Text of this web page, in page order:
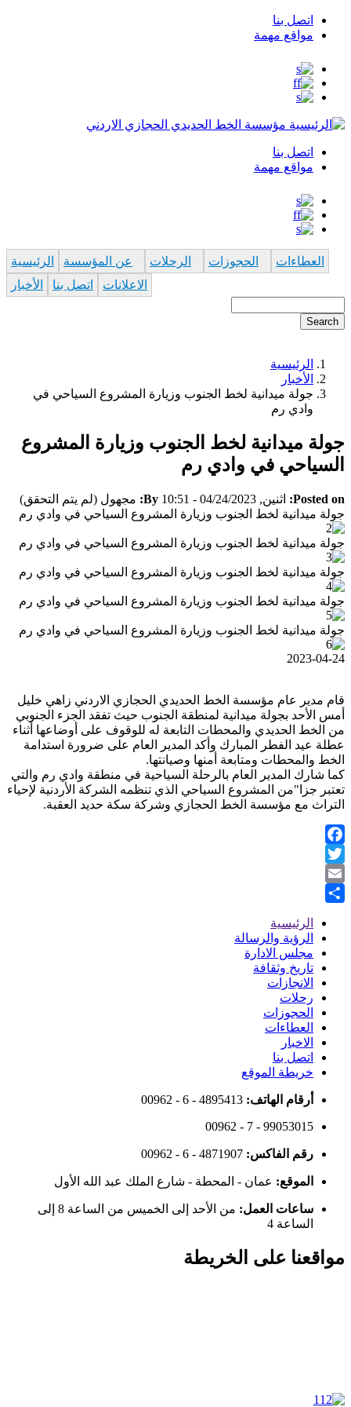
Top
Menu
اتصل بنا
مواقع مهمة
مؤسسة الخط الحديدي الحجازي الاردني
Top
Menu
اتصل بنا
مواقع مهمة
الرئيسية عن المؤسسة الرحلات الحجوزات
العطاءات
الأخبار
اتصل بنا
الاعلانات
Breadcrumb
الرئيسية
الأخبار
جولة ميدانية لخط الجنوب وزيارة المشروع السياحي في
وادي رم
جولة ميدانية لخط الجنوب وزيارة المشروع
السياحي في وادي رم
Posted on: اثنين, 04/24/2023 - 10:51 By: مجهول (لم يتم التحقق)
جولة ميدانية لخط الجنوب وزيارة المشروع السياحي في وادي رم
جولة ميدانية لخط الجنوب وزيارة المشروع السياحي في وادي رم
جولة ميدانية لخط الجنوب وزيارة المشروع السياحي في وادي رم
جولة ميدانية لخط الجنوب وزيارة المشروع السياحي في وادي رم
جولة ميدانية لخط الجنوب وزيارة المشروع السياحي في وادي رم
2023-04-24
قام مدير عام مؤسسة الخط الحديدي الحجازي الاردني زاهي خليل
أمس الأحد بجولة ميدانية لمنطقة الجنوب حيث تفقد الجزء الجنوبي
من الخط الحديدي والمحطات التابعة له للوقوف على أوضاعها أثناء
عطلة عيد الفطر المبارك وأكد المدير العام على ضرورة استدامة
الخط والمحطات ومتابعة أمنها وصيانتها.
كما شارك المدير العام بالرحلة السياحية في منطقة وادي رم والتي
تعتبر جزا"من المشروع السياحي الذي تنظمه الشركة الأردنية لإحياء
التراث مع مؤسسة الخط الحجازي وشركة سكة حديد العقبة.
Facebook
Twitter
Email
Footer
Menu
الرئيسية
الرؤية والرسالة
مجلس الادارة
تاريخ وثقافة
الانجازات
رحلات
الحجوزات
العطاءات
الاخبار
اتصل بنا
خريطة الموقع
أرقام الهاتف: 00962 - 6 - 4895413
00962 - 7 - 99053015
رقم الفاكس: 00962 - 6 - 4871907
الموقع: عمان - المحطة - شارع الملك عبد الله الأول
ساعات العمل:
من الأحد إلى الخميس من الساعة 8 إلى
الساعة 4
مواقعنا على الخريطة